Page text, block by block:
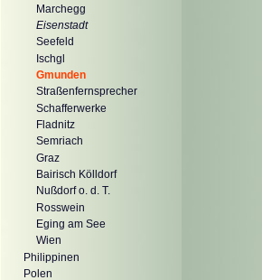
Marchegg
Eisenstadt
Seefeld
Ischgl
Gmunden
Straßenfernsprecher
Schafferwerke
Fladnitz
Semriach
Graz
Bairisch Kölldorf
Nußdorf o. d. T.
Rosswein
Eging am See
Wien
Philippinen
Polen